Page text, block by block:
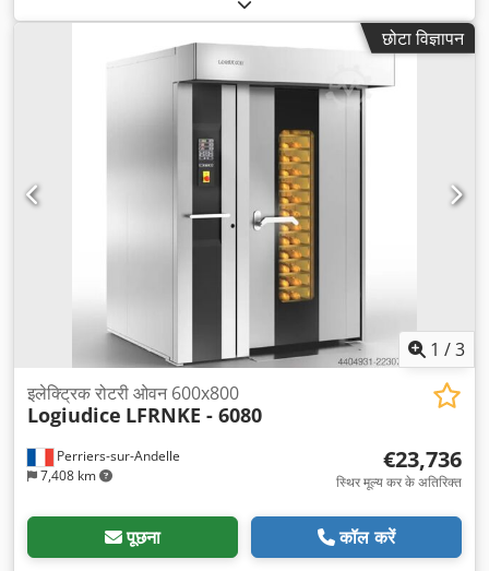
छोटा विज्ञापन
1 /3
Perriers-sur-Andelle
7,408 km
इलेक्ट्रिक रोटरी ओवन 600x800
Logiudice LFRNKE - 6080
€23,736
स्थिर मूल्य कर के अतिरिक्त
पूछना कॉल करें